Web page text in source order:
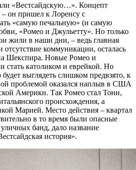
«Вестсайдскую…». Концепт
он пришел к Лоренсу с
«самую печальную» (и самую
«Ромео и Джульетту». Но только
жили в наши дни, – ведь главная
отсутствие коммуникации, осталась
Шекспира. Новые Ромео и
стать католиком и еврейкой. Но
выглядеть слишком предвзято, к
проблемой оказался наплыв в США
Америки. Так Ромео стал Тони,
происхождения, а
Марией. Место действия – квартал
в то время были опасные
банд, дало название
история».